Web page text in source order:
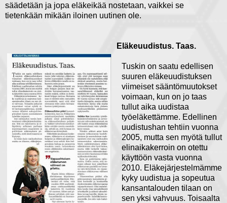
säädetään ja jopa eläkeikää nostetaan, vaikkei se
tietenkään mikään iloinen uutinen ole.
Eläkeuudistus. Taas.
Tuskin on saatu edellisen
suuren eläkeuudistuksen
viimeiset sääntömuutokset
voimaan, kun on jo taas
tullut aika uudistaa
työeläkettämme. Edellinen
uudistushan tehtiin vuonna
2005, mutta sen myötä tullut
elinaikakerroin on otettu
käyttöön vasta vuonna
2010. Eläkejärjestelmämme
kyky uudistua ja sopeutua
kansantalouden tilaan on
sen yksi vahvuus. Toisaalta